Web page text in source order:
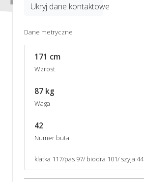
Ukryj dane kontaktowe
Dane metryczne
171 cm
Wzrost
87 kg
Waga
42
Numer buta
klatka 117/pas 97/ biodra 101/ szyja 44